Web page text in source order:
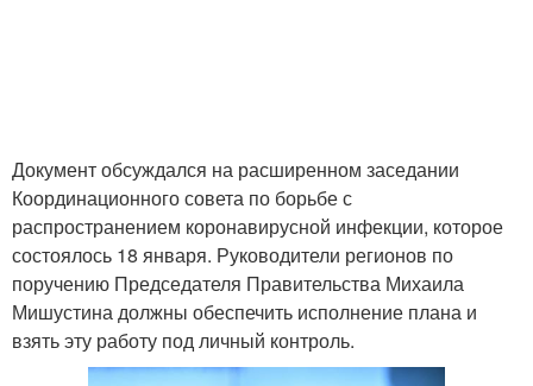
Документ обсуждался на расширенном заседании
Координационного совета по борьбе с
распространением коронавирусной инфекции, которое
состоялось 18 января. Руководители регионов по
поручению Председателя Правительства Михаила
Мишустина должны обеспечить исполнение плана и
взять эту работу под личный контроль.